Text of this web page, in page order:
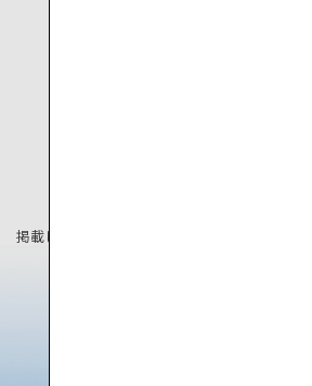
掲載している情報は2019年4月時点の情報です。